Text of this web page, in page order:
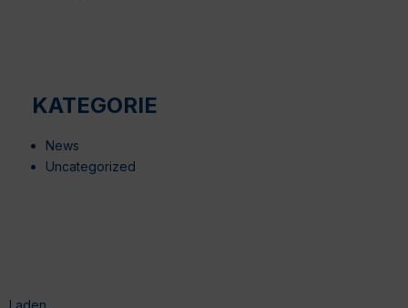
KATEGORIE
News
Uncategorized
Laden...